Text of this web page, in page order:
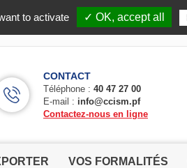
✓ Allow
CONTACT
Téléphone : 40 47 27 00
E-mail : info@ccism.pf
Contactez-nous en ligne
VOS FORMALITÉS
to activate ✓ OK, accept all